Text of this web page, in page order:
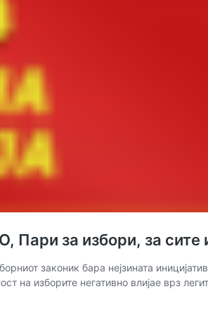
за избори, за сите
законик бара нејзината
на изборите негативно влијае врз